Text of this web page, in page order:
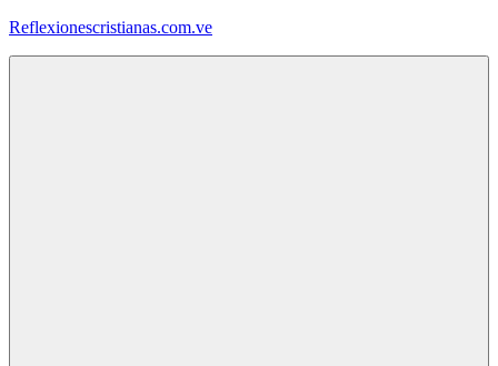
Saltar
Reflexionescristianas.com.ve